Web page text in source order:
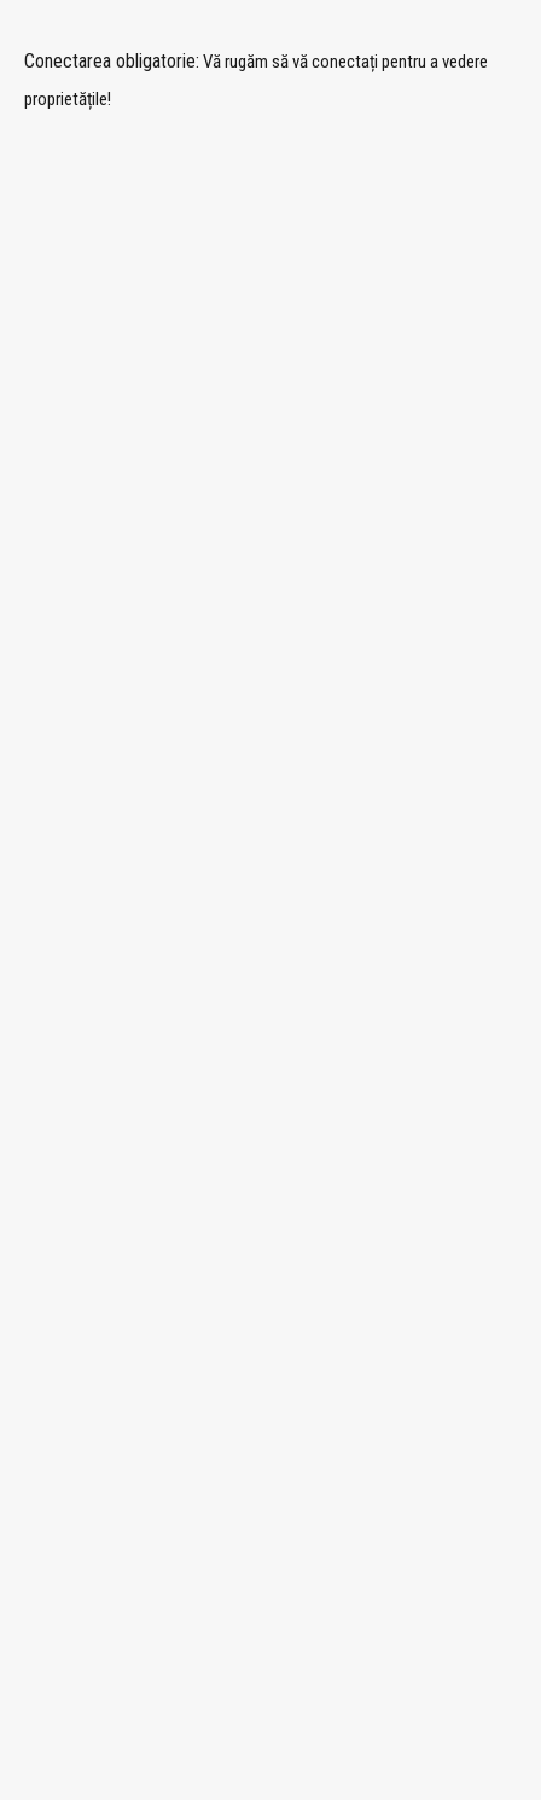
Conectarea obligatorie: Vă rugăm să vă conectați pentru a vedere
proprietățile!